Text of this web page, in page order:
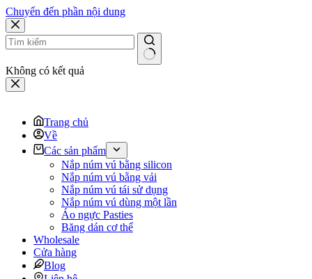
Chuyển đến phần nội dung
Không có kết quả
Trang chủ
Về
Các sản phẩm
Nắp núm vú bằng silicon
Nắp núm vú bằng vải
Nắp núm vú tái sử dụng
Nắp núm vú dùng một lần
Áo ngực Pasties
Băng dán cơ thể
Wholesale
Cửa hàng
Blog